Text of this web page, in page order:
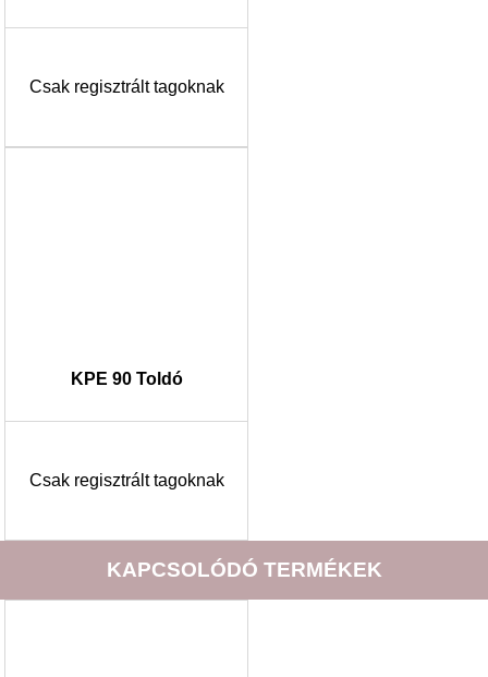
Csak regisztrált tagoknak
KPE 90 Toldó
Csak regisztrált tagoknak
KAPCSOLÓDÓ TERMÉKEK